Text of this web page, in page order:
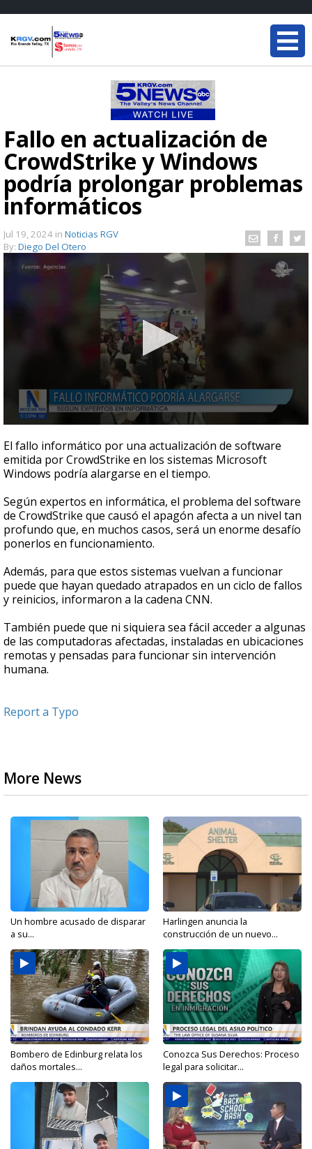
Fallo en actualización de
CrowdStrike y Windows
podría prolongar problemas
informáticos
Jul 19, 2024 in Noticias RGV
By: Diego Del Otero
seconds
of
30
seconds
El fallo informático por una actualización de software
emitida por CrowdStrike en los sistemas Microsoft
Windows podría alargarse en el tiempo.
Según expertos en informática, el problema del software
de CrowdStrike que causó el apagón afecta a un nivel tan
profundo que, en muchos casos, será un enorme desafío
ponerlos en funcionamiento.
Además, para que estos sistemas vuelvan a funcionar
puede que hayan quedado atrapados en un ciclo de fallos
y reinicios, informaron a la cadena CNN.
También puede que ni siquiera sea fácil acceder a algunas
de las computadoras afectadas, instaladas en ubicaciones
remotas y pensadas para funcionar sin intervención
humana.
Report a Typo
More News
Un hombre acusado de disparar
a su...
Harlingen anuncia la
construcción de un nuevo...
Bombero de Edinburg relata los
daños mortales...
Conozca Sus Derechos: Proceso
legal para solicitar...